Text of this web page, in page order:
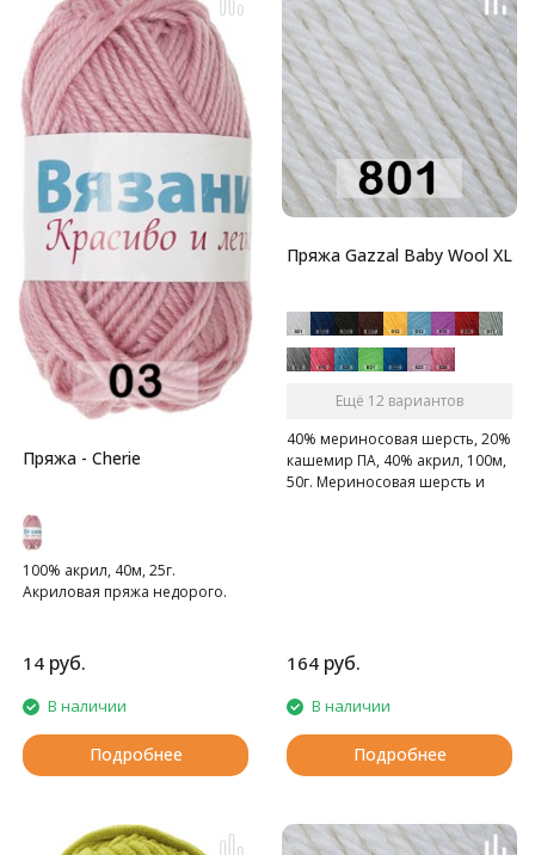
Пряжа - Cherie
100% акрил, 40м, 25г.
Акриловая пряжа недорого.
14 руб.
В наличии
Подробнее
Пряжа Gazzal Baby Wool XL
Ещё 12 вариантов
40% мериносовая шерсть, 20%
кашемир ПА, 40% акрил, 100м,
50г. Мериносовая шерсть и
164 руб.
В наличии
Подробнее